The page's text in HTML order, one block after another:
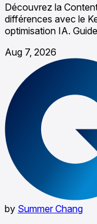
Découvrez la
différences avec le
optimisation IA.
Aug 7, 2026
by Summer Chang